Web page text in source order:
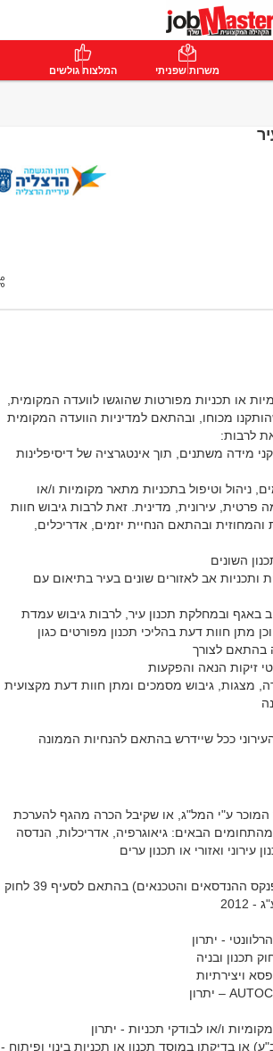
משרות שפניתי המלצות גולשים
או תכניות מפורטות שהוגשו לוועדה המקומית,
מכוחו, ובהתאם למדיניות הוועדה המקומית
לרבות:
מידה משתנים, תוך אינטגרציה של דיסיפלינות
ניהול וטיפול בתכניות מתאר מקומיות ו/או
פרטית, עירונית, מדינית. זאת לרבות גיבוש חוות
ובהתאם הנחיית יזמים, אדריכלים,
השונים
ותכניות אב לאזורים שונים בעיר בתיאום עם
באגף ובמחלקת תכנון עיר, לרבות גיבוש עמדת
מתן חוות דעת בהליכי תכנון מפורטים כגון
בהתאם לצורך
זיקות הנאה והפקעות
מצגות, גיבוש מסמכים ומתן חוות דעת מקצועית
ככל שיידרש בהתאם להנחיות הממונה
ע"י המל"ג, או שקיבל הכרה מהגף להערכת
הבאים: גיאוגרפיה, אדריכלות, הנדסה
ואזורי או תכנון ערים
הנדסאי רשום באותם תחומים (רשום בפנקס ההנדסאים והטכנאים) בהתאם לסעיף 39 לחוק
- יתרון
תכנון ובניה
ויצירתיות
ו/או לבודקי תכניות - יתרון
או בדיקתן במוסד תכנון או תכניות בינוי ופיתוח -